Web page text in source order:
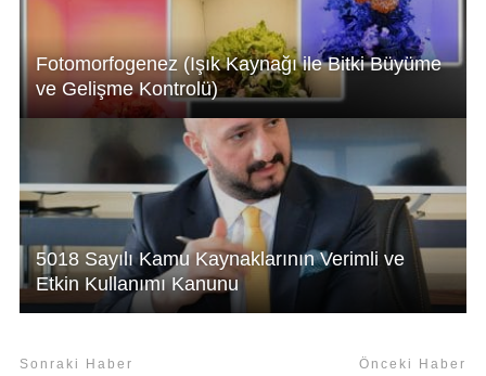
Fotomorfogenez (Işık Kaynağı ile Bitki Büyüme
ve Gelişme Kontrolü)
5018 Sayılı Kamu Kaynaklarının Verimli ve
Etkin Kullanımı Kanunu
Sonraki Haber Önceki Haber